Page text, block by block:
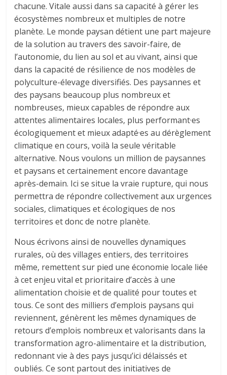
chacune. Vitale aussi dans sa capacité à gérer les
écosystèmes nombreux et multiples de notre
planète. Le monde paysan détient une part majeure
de la solution au travers des savoir-faire, de
l’autonomie, du lien au sol et au vivant, ainsi que
dans la capacité de résilience de nos modèles de
polyculture-élevage diversifiés. Des paysannes et
des paysans beaucoup plus nombreux et
nombreuses, mieux capables de répondre aux
attentes alimentaires locales, plus performant·es
écologiquement et mieux adapté·es au dérèglement
climatique en cours, voilà la seule véritable
alternative. Nous voulons un million de paysannes
et paysans et certainement encore davantage
après-demain. Ici se situe la vraie rupture, qui nous
permettra de répondre collectivement aux urgences
sociales, climatiques et écologiques de nos
territoires et donc de notre planète.
Nous écrivons ainsi de nouvelles dynamiques
rurales, où des villages entiers, des territoires
même, remettent sur pied une économie locale liée
à cet enjeu vital et prioritaire d’accès à une
alimentation choisie et de qualité pour toutes et
tous. Ce sont des milliers d’emplois paysans qui
reviennent, génèrent les mêmes dynamiques de
retours d’emplois nombreux et valorisants dans la
transformation agro-alimentaire et la distribution,
redonnant vie à des pays jusqu’ici délaissés et
oubliés. Ce sont partout des initiatives de